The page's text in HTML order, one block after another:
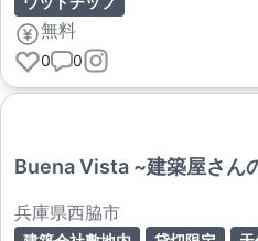
無料
0 0
Buena Vista ~建築屋さん
兵庫県西脇市